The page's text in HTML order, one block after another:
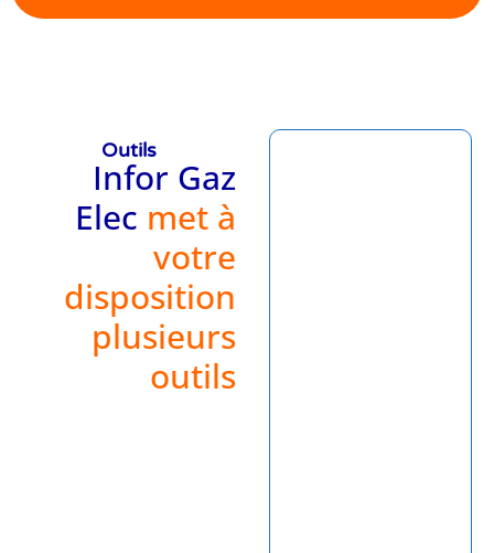
Outils
Infor Gaz
Elec met à
votre
disposition
plusieurs
outils